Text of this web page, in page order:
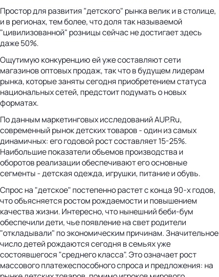
Простор для развития "детского" рынка велик и в столице,
и в регионах, тем более, что доля так называемой
"цивилизованной" розницы сейчас не достигает здесь
даже 50%.
Ощутимую конкуренцию ей уже составляют сети
магазинов оптовых продаж, так что в будущем лидерам
рынка, которые заняты сегодня приобретением статуса
национальных сетей, предстоит подумать о новых
форматах.
По данным маркетинговых исследований AUP.Ru,
современный рынок детских товаров - один из самых
динамичных: его годовой рост составляет 15-25%.
Наибольшие показатели объемов производства и
оборотов реализации обеспечивают его основные
сегменты - детская одежда, игрушки, питание и обувь.
Спрос на "детское" постепенно растет с конца 90-х годов,
что объясняется ростом рождаемости и повышением
качества жизни. Интересно, что нынешний беби-бум
обеспечили дети, чье появление на свет родители
"откладывали" по экономическим причинам. Значительное
число детей рождаются сегодня в семьях уже
состоявшегося "среднего класса". Это означает рост
массового платежеспособного спроса и предложения: на